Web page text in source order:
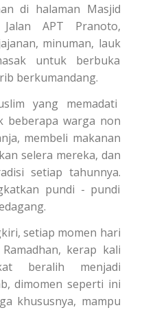
di halaman Masjid
APT Pranoto,
minuman, lauk
untuk berbuka
berkumandang.
yang memadati
beberapa warga non
membeli makanan
selera mereka, dan
setiap tahunnya.
pundi - pundi
setiap momen hari
kerap kali
beralih menjadi
dimomen seperti ini
khususnya, mampu